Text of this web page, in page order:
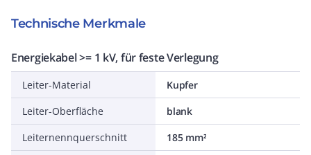
Technische Merkmale
Energiekabel >= 1 kV, für feste Verlegung
Leiter-Material
Kupfer
Leiter-Oberfläche
blank
Leiternennquerschnitt
185 mm²